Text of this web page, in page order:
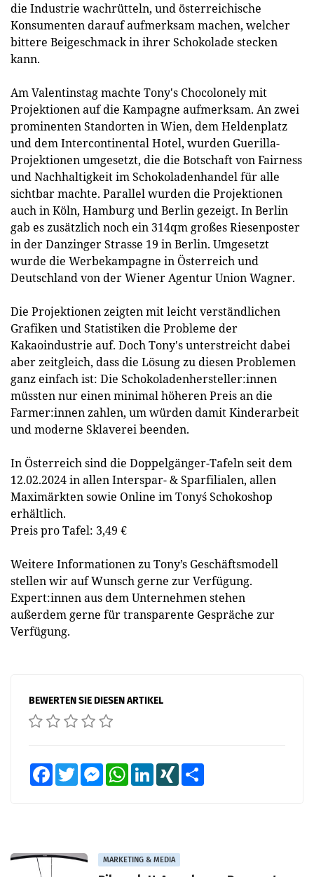
die Industrie wachrütteln, und österreichische
Konsumenten darauf aufmerksam machen, welcher
bittere Beigeschmack in ihrer Schokolade stecken
kann.
Am Valentinstag machte Tony's Chocolonely mit
Projektionen auf die Kampagne aufmerksam. An zwei
prominenten Standorten in Wien, dem Heldenplatz
und dem Intercontinental Hotel, wurden Guerilla-
Projektionen umgesetzt, die die Botschaft von Fairness
und Nachhaltigkeit im Schokoladenhandel für alle
sichtbar machte. Parallel wurden die Projektionen
auch in Köln, Hamburg und Berlin gezeigt. In Berlin
gab es zusätzlich noch ein 314qm großes Riesenposter
in der Danzinger Strasse 19 in Berlin. Umgesetzt
wurde die Werbekampagne in Österreich und
Deutschland von der Wiener Agentur Union Wagner.
Die Projektionen zeigten mit leicht verständlichen
Grafiken und Statistiken die Probleme der
Kakaoindustrie auf. Doch Tony's unterstreicht dabei
aber zeitgleich, dass die Lösung zu diesen Problemen
ganz einfach ist: Die Schokoladenhersteller:innen
müssten nur einen minimal höheren Preis an die
Farmer:innen zahlen, um würden damit Kinderarbeit
und moderne Sklaverei beenden.
In Österreich sind die Doppelgänger-Tafeln seit dem
12.02.2024 in allen Interspar- & Sparfilialen, allen
Maximärkten sowie Online im Tony´s Schokoshop
erhältlich.
Preis pro Tafel: 3,49 €
Weitere Informationen zu Tony’s Geschäftsmodell
stellen wir auf Wunsch gerne zur Verfügung.
Expert:innen aus dem Unternehmen stehen
außerdem gerne für transparente Gespräche zur
Verfügung.
BEWERTEN SIE DIESEN ARTIKEL
FacebookTwitter MessengerWhatsAppLinkedInXING
MARKETING & MEDIA